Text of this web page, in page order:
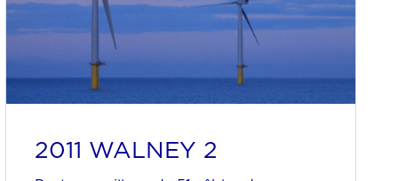
2011 WALNEY 2